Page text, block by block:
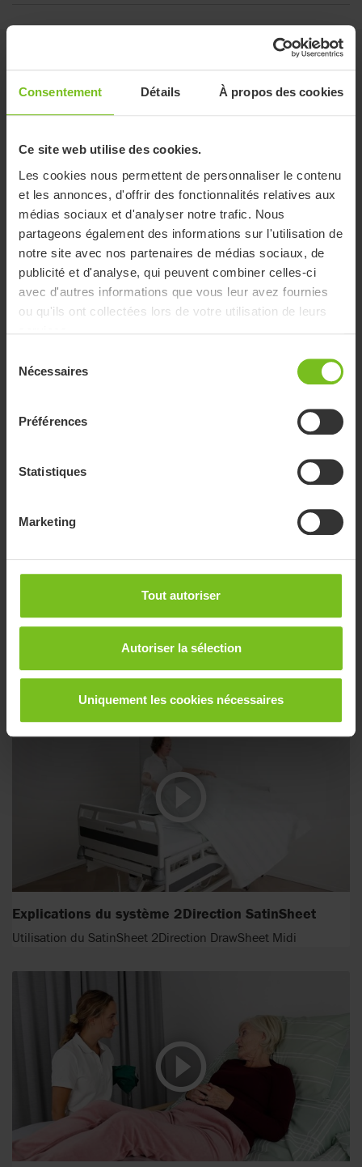
Consentement Détails À propos des cookies
Ce site web utilise des cookies.
Les cookies nous permettent de personnaliser le contenu
et les annonces, d'offrir des fonctionnalités relatives aux
médias sociaux et d'analyser notre trafic. Nous
partageons également des informations sur l'utilisation de
notre site avec nos partenaires de médias sociaux, de
publicité et d'analyse, qui peuvent combiner celles-ci
avec d'autres informations que vous leur avez fournies
ou qu'ils ont collectées lors de votre utilisation de leurs
Nécessaires
Préférences
Statistiques
Marketing
Tout autoriser
Autoriser la sélection
Uniquement les cookies nécessaires
Videos
Comment utiliser le système SatinSheet
Explication et utilisation de base du SatinSheet
4Direction
Utilisation des SatinSheet 4Direction DrawSheet et BaseSheet
Corner
Explications du système 2Direction SatinSheet
Utilisation du SatinSheet 2Direction DrawSheet Midi